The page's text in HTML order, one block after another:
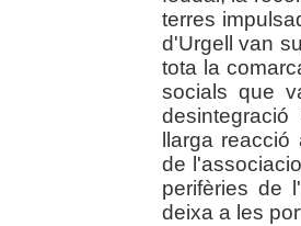
terres
d'Urgell van
tota la
socials que
llarga
de
perifèries de
deixa a les